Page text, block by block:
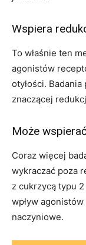
Wspiera
To właśnie ten
agonistów
otyłości.
znaczącej
Może
Coraz więcej
wykraczać poza
z cukrzycą typu
wpływ
naczyniowe.